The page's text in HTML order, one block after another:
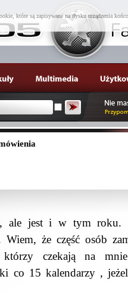
które są zapisywane na dysku urządzenia
ale jest i w tym roku.
że część osób
czekają na
co 15 kalendarzy ,